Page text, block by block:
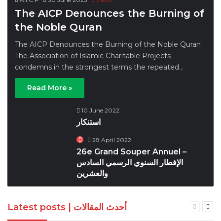
The AICP Denounces the Burning of
the Noble Quran
The AICP Denounces the Burning of the Noble Quran
The Association of Islamic Charitable Projects
condemns in the strongest terms the repeated…
Read More »
10 June 2022
28 April 2022
26e Grand Souper Annuel –
الإفطار السنوي الرسمي السادس
والعشرين
Latest posts | أحدث المقالات
Previous